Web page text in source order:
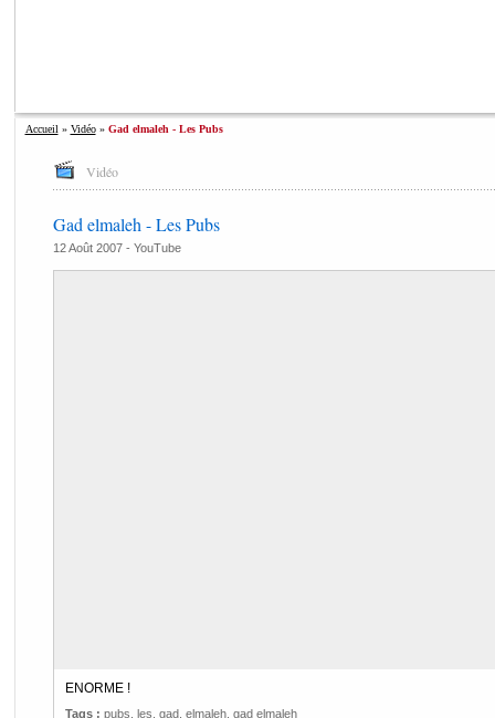
Accueil » Vidéo» Gad elmaleh - Les Pubs
Vidéo
Gad elmaleh - Les Pubs
12 Août 2007 - YouTube
ENORME !
Tags : pubs les gad, elmaleh, gad elmaleh